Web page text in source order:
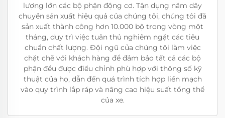
lượng lớn các bộ phận động cơ. Tận dụng năm dây
chuyền sản xuất hiệu quả của chúng tôi, chúng tôi đã
sản xuất thành công hơn 10.000 bộ trong vòng một
tháng, duy trì việc tuân thủ nghiêm ngặt các tiêu
chuẩn chất lượng. Đội ngũ của chúng tôi làm việc
chặt chẽ với khách hàng để đảm bảo tất cả các bộ
phận đều được điều chỉnh phù hợp với thông số kỹ
thuật của họ, dẫn đến quá trình tích hợp liền mạch
vào quy trình lắp ráp và nâng cao hiệu suất tổng thể
của xe.